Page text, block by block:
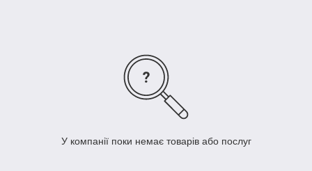
У компанії поки немає товарів або послуг